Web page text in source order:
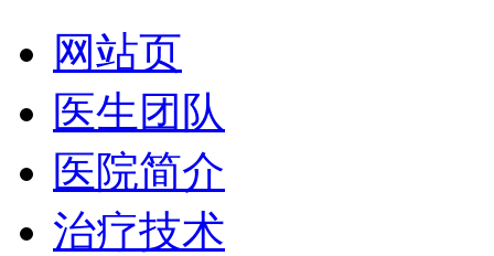
网站页
医生团队
医院简介
治疗技术